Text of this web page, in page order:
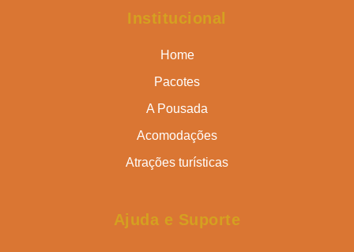
Institucional
Home
Pacotes
A Pousada
Acomodações
Atrações turísticas
Ajuda e Suporte